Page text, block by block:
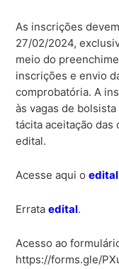
As inscrições
27/02/2024,
meio do
inscrições e envio
comprobatória. A
às vagas de
tácita aceitação
edital.
Acesse aqui oedital
Errataedital.
Acesso ao
https://forms.gle/